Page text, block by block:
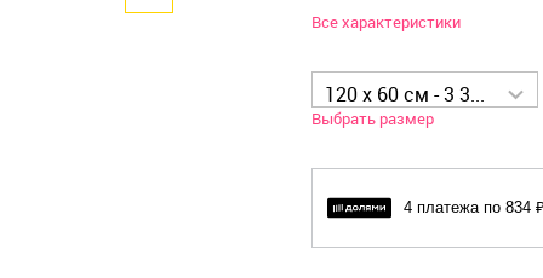
Все характеристики
120 x 60 см - 3 335 р
Выбрать размер
4 платежа по 834